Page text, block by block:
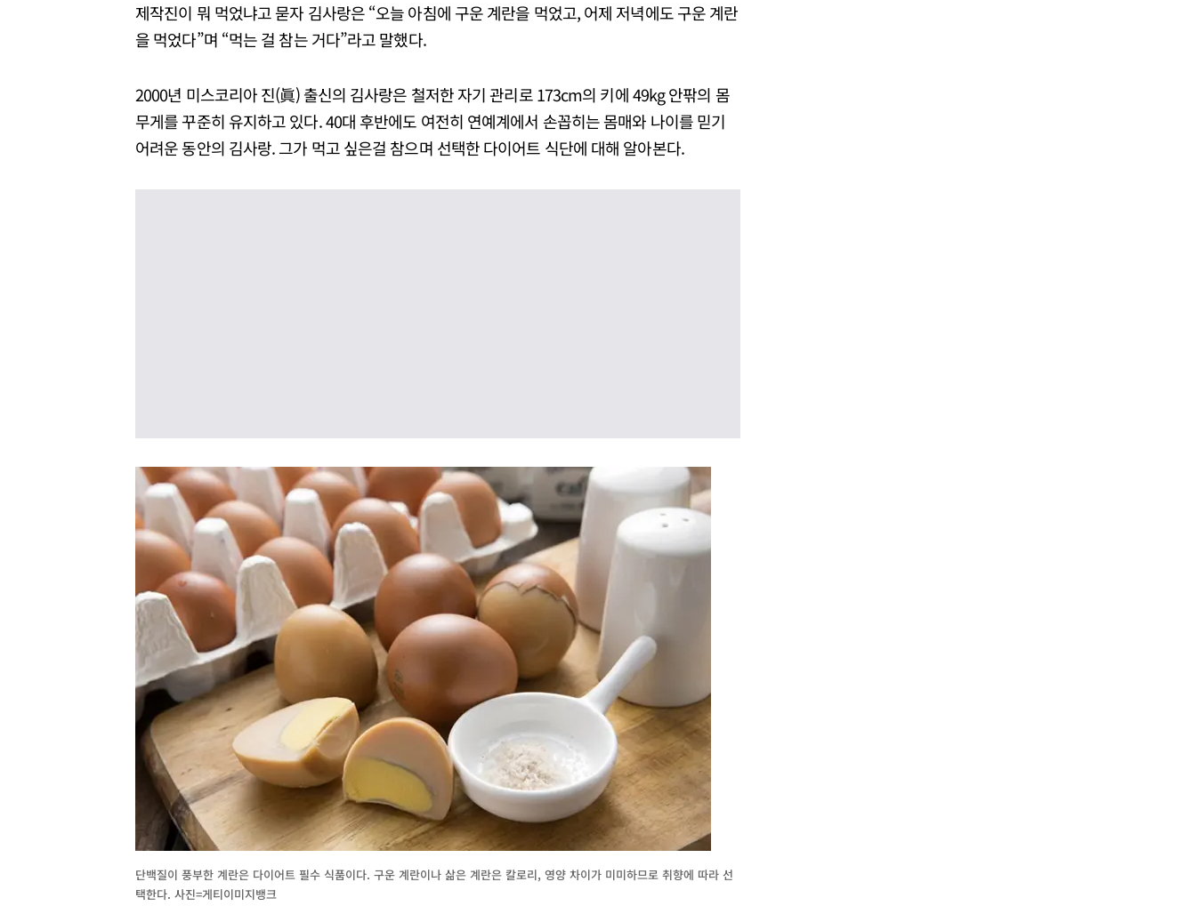
제작진이 뭐 먹었냐고 묻자 김사랑은 “오늘 아침에 구운 계란을 먹었고, 어제 저녁에도 구운 계란
을 먹었다”며 “먹는 걸 참는 거다”라고 말했다.
2000년 미스코리아 진(眞) 출신의 김사랑은 철저한 자기 관리로 173cm의 키에 49kg 안팎의 몸
무게를 꾸준히 유지하고 있다. 40대 후반에도 여전히 연예계에서 손꼽히는 몸매와 나이를 믿기
어려운 동안의 김사랑. 그가 먹고 싶은걸 참으며 선택한 다이어트 식단에 대해 알아본다.
단백질이 풍부한 계란은 다이어트 필수 식품이다. 구운 계란이나 삶은 계란은 칼로리, 영양 차이가 미미하므로 취향에 따라 선
택한다. 사진=게티이미지뱅크